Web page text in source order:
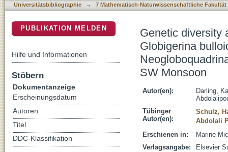
Universitätsbibliographie → 7 Mathematisch-Naturwissenschaftliche Fakultät
Genetic diversity
Globigerina
SW Monsoon
Autor(en):
Darling,
Tübinger
Autor(en):
Schulz,
Abdolali
Erschienen in:
Marine
Verlagsangabe:
Elsevier
PUBLIKATION MELDEN
Hilfe und Informationen
Stöbern
Dokumentanzeige
Erscheinungsdatum
Autoren
Titel
DDC-Klassifikation